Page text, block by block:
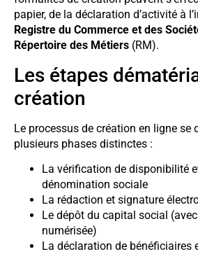
papier, de la déclaration d’activité à
Registre du Commerce et des
Répertoire des Métiers (RM).
Les étapes
création
Le processus de création en ligne se
plusieurs phases distinctes :
La vérification de disponibilité
dénomination sociale
La rédaction et signature
Le dépôt du capital social
numérisée)
La déclaration de bénéficiaires